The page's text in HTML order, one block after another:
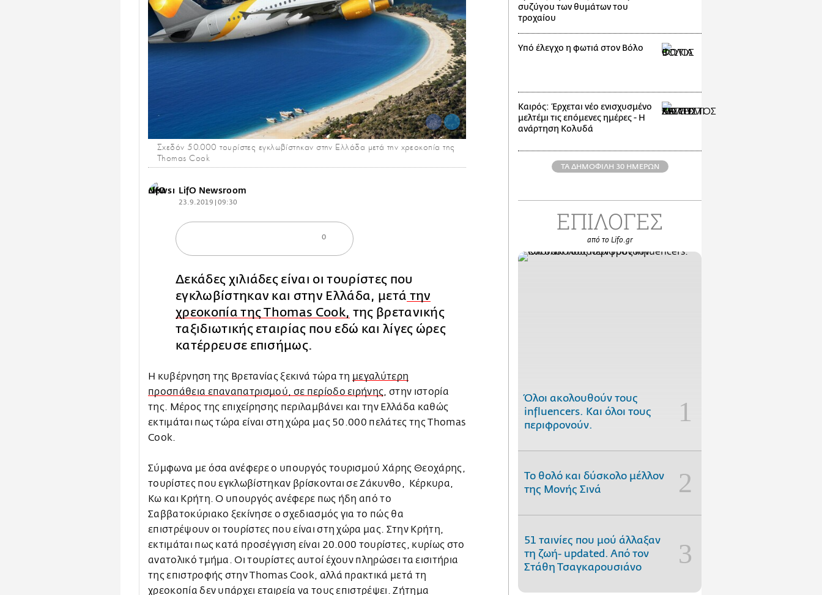
Σχεδόν 50.000 τουρίστες εγκλωβίστηκαν στην Ελλάδα μετά την χρεοκοπία της
Thomas Cook
LifO Newsroom
23.9.2019 | 09:30
0
Δεκάδες χιλιάδες είναι οι τουρίστες που
εγκλωβίστηκαν και στην Ελλάδα, μετά την
χρεοκοπία της Thomas Cook, της βρετανικής
ταξιδιωτικής εταιρίας που εδώ και λίγες ώρες
κατέρρευσε επισήμως.
Η κυβέρνηση της Βρετανίας ξεκινά τώρα τη μεγαλύτερη
προσπάθεια επαναπατρισμού, σε περίοδο ειρήνης, στην ιστορία
της. Μέρος της επιχείρησης περιλαμβάνει και την Ελλάδα καθώς
εκτιμάται πως τώρα είναι στη χώρα μας 50.000 πελάτες της Thomas
Cook.
Σύμφωνα με όσα ανέφερε ο υπουργός τουρισμού Χάρης Θεοχάρης,
τουρίστες που εγκλωβίστηκαν βρίσκονται σε Ζάκυνθο, Κέρκυρα,
Κω και Κρήτη. Ο υπουργός ανέφερε πως ήδη από το
Σαββατοκύριακο ξεκίνησε ο σχεδιασμός για το πώς θα
επιστρέψουν οι τουρίστες που είναι στη χώρα μας. Στην Κρήτη,
εκτιμάται πως κατά προσέγγιση είναι 20.000 τουρίστες, κυρίως στο
ανατολικό τμήμα. Οι τουρίστες αυτοί έχουν πληρώσει τα εισιτήρια
της επιστροφής στην Thomas Cook, αλλά πρακτικά μετά τη
χρεοκοπία δεν υπάρχει εταιρεία να τους επιστρέψει. Ζήτημα
συζύγου των θυμάτων του
τροχαίου
Υπό έλεγχο η φωτιά στον Βόλο
Καιρός: Έρχεται νέο ενισχυσμένο
μελτέμι τις επόμενες ημέρες - Η
ανάρτηση Κολυδά
ΤΑ ΔΗΜΟΦΙΛΗ 30 ΗΜΕΡΩΝ
ΕΠΙΛΟΓΕΣ
από το Lifo.gr
Όλοι ακολουθούν τους
influencers. Και όλοι τους
περιφρονούν.
Το θολό και δύσκολο μέλλον
της Μονής Σινά
51 ταινίες που μού άλλαξαν
τη ζωή- updated. Aπό τον
Στάθη Τσαγκαρουσιάνο